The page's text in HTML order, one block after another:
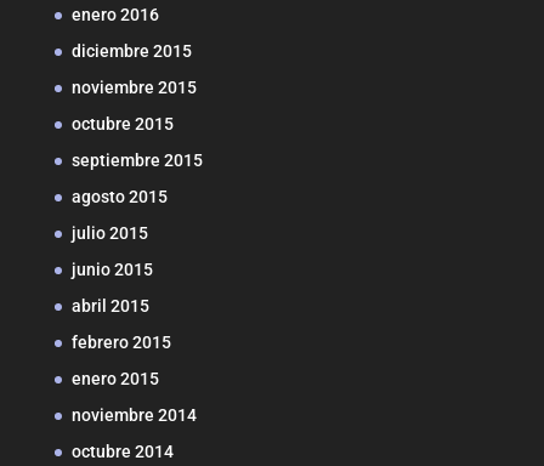
enero 2016
diciembre 2015
noviembre 2015
octubre 2015
septiembre 2015
agosto 2015
julio 2015
junio 2015
abril 2015
febrero 2015
enero 2015
noviembre 2014
octubre 2014